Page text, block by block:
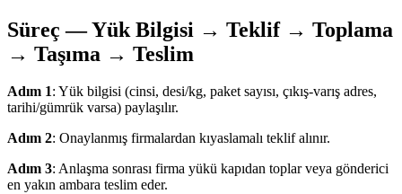
Süreç — Yük Bilgisi → Teklif → Toplama
→ Taşıma → Teslim
Adım 1: Yük bilgisi (cinsi, desi/kg, paket sayısı, çıkış-varış adres,
tarihi/gümrük varsa) paylaşılır.
Adım 2: Onaylanmış firmalardan kıyaslamalı teklif alınır.
Adım 3: Anlaşma sonrası firma yükü kapıdan toplar veya gönderici
en yakın ambara teslim eder.